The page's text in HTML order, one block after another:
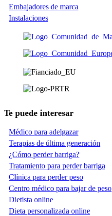
Embajadores de marca
Instalaciones
Te puede interesar
Médico para adelgazar
Terapias de última generación
¿Cómo perder barriga?
Tratamiento para perder barriga
Clínica para perder peso
Centro médico para bajar de peso
Dietista online
Dieta personalizada online